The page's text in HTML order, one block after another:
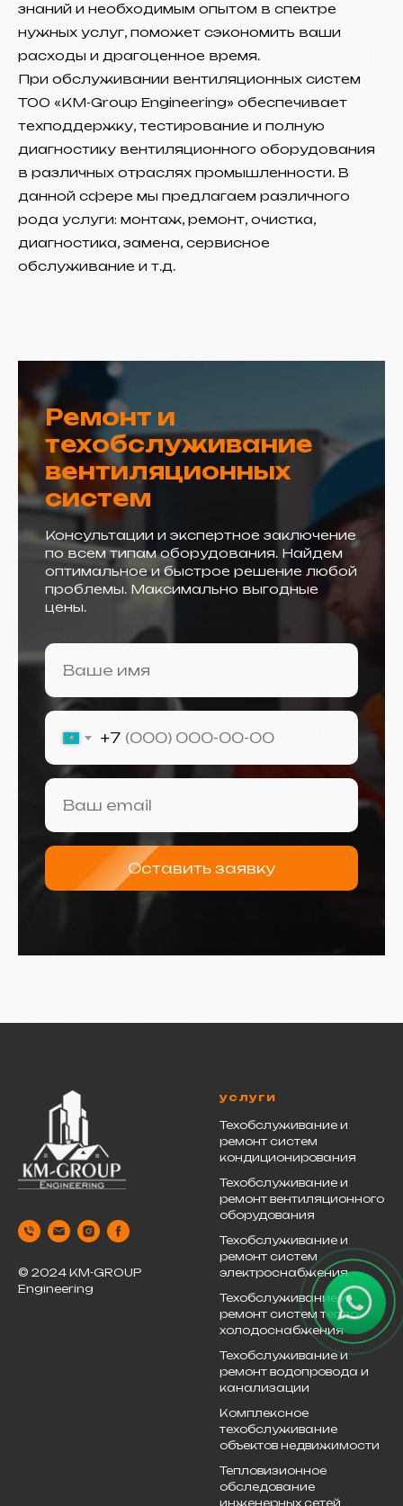
знаний и необходимым опытом в спектре
нужных услуг, поможет сэкономить ваши
расходы и драгоценное время.
При обслуживании вентиляционных систем
ТОО «KM-Group Engineering» обеспечивает
техподдержку, тестирование и полную
диагностику вентиляционного оборудования
в различных отраслях промышленности. В
данной сфере мы предлагаем различного
рода услуги: монтаж, ремонт, очистка,
диагностика, замена, сервисное
обслуживание и т.д.
Ремонт и
техобслуживание
вентиляционных
систем
Консультации и экспертное заключение
по всем типам оборудования. Найдем
оптимальное и быстрое решение любой
проблемы. Максимально выгодные
цены.
+7
Оставить заявку
© 2024 KM-GROUP
Engineering
услуги
Техобслуживание и
ремонт систем
кондиционирования
Техобслуживание и
ремонт вентиляционного
оборудования
Техобслуживание и
ремонт систем
электроснабжения
Техобслуживание и
ремонт систем тепло-
холодоснабжения
Техобслуживание и
ремонт водопровода и
канализации
Комплексное
техобслуживание
объектов недвижимости
Тепловизионное
обследование
инженерных сетей